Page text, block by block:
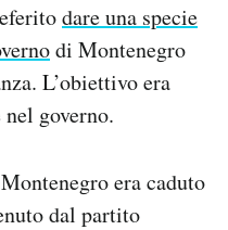
dare una specie
di Montenegro
L’obiettivo era
governo.
era caduto
dal partito